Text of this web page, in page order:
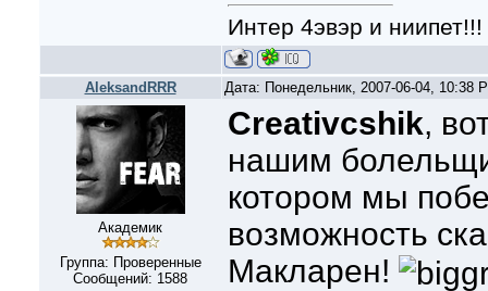
Интер 4эвэр и ниипет!!!
AleksandRRR Дата: Понедельник, 2007-06-04, 10:38
Академик
Группа: Проверенные
Сообщений: 1588
Creativcshik,
нашим
котором мы
возможность
Макларен!